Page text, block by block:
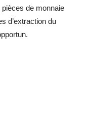
de monnaie
d’extraction du